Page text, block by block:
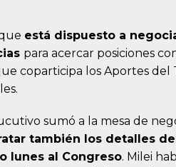
está dispuesto a
para acercar posiciones
coparticipa los Aportes del
sumó a la mesa de
también los detalles
lunes al Congreso. Milei